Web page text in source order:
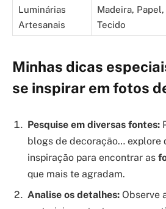
Luminárias
Artesanais
Madeira, Papel,
Tecido
Minhas dicas
se inspirar em fotos
Pesquise em diversas fontes:
blogs de decoração… explore
inspiração para encontrar as
que mais te agradam.
Analise os detalhes: Observe